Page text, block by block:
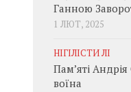
Ганною
1 ЛЮТ, 2025
НІГІЛІСТИ ЛІ
Пам’яті
воїна